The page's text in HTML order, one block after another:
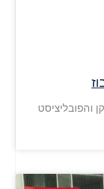
והפובליציסט